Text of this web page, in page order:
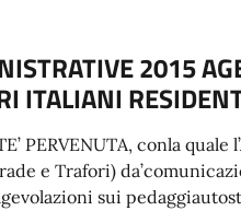
2015
ITALIANI
PERVENUTA, conla quale
e Trafori)
sui